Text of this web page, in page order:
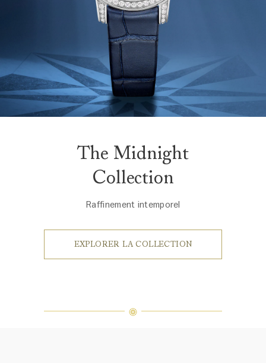
The Midnight
Collection
Raffinement intemporel
EXPLORER LA COLLECTION